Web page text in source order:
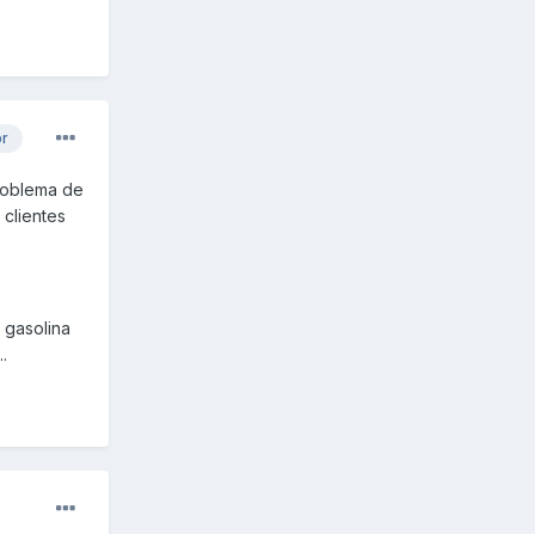
de